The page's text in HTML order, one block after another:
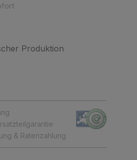
Produktion
& Ratenzahlung